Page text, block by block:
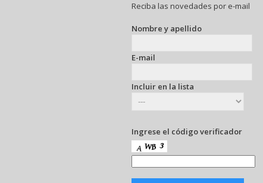
Reciba las novedades por e-mail
Nombre y apellido
E-mail
Incluir en la lista
Ingrese el código verificador